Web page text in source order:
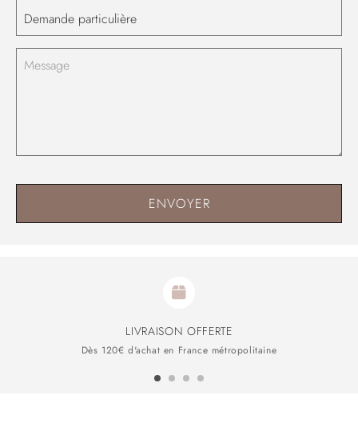
ENVOYER
LIVRAISON OFFERTE
Dès 120€ d'achat en France métropolitaine